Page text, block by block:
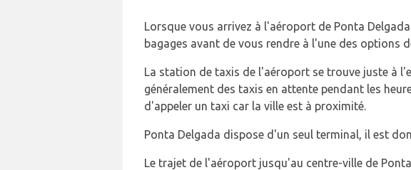
Lorsque vous arrivez à l'aéroport de Ponta
bagages avant de vous rendre à l'une des
La station de taxis de l'aéroport se trouve juste à
généralement des taxis en attente pendant les
d'appeler un taxi car la ville est à proximité.
Ponta Delgada dispose d'un seul terminal, il est
Le trajet de l'aéroport jusqu'au centre-ville de